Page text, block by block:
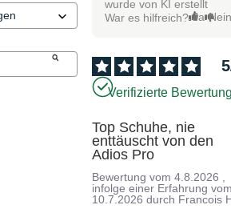
wurde von KI erstellt
War es hilfreich? Ja
5
Verifizierte
Top Schuhe, nie
enttäuscht von den
Adios Pro
Bewertung vom4.8.2026
infolge einer Erfahrung
10.7.2026 durch Francois